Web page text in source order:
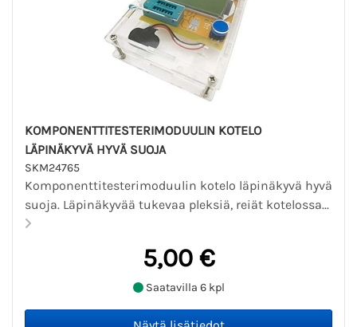
KOMPONENTTITESTERIMODUULIN KOTELO
LÄPINÄKYVÄ HYVÄ SUOJA
SKM24765
Komponenttitesterimoduulin kotelo läpinäkyvä hyvä
suoja. Läpinäkyvää tukevaa pleksiä, reiät kotelossa...
5,00 €
Saatavilla 6 kpl